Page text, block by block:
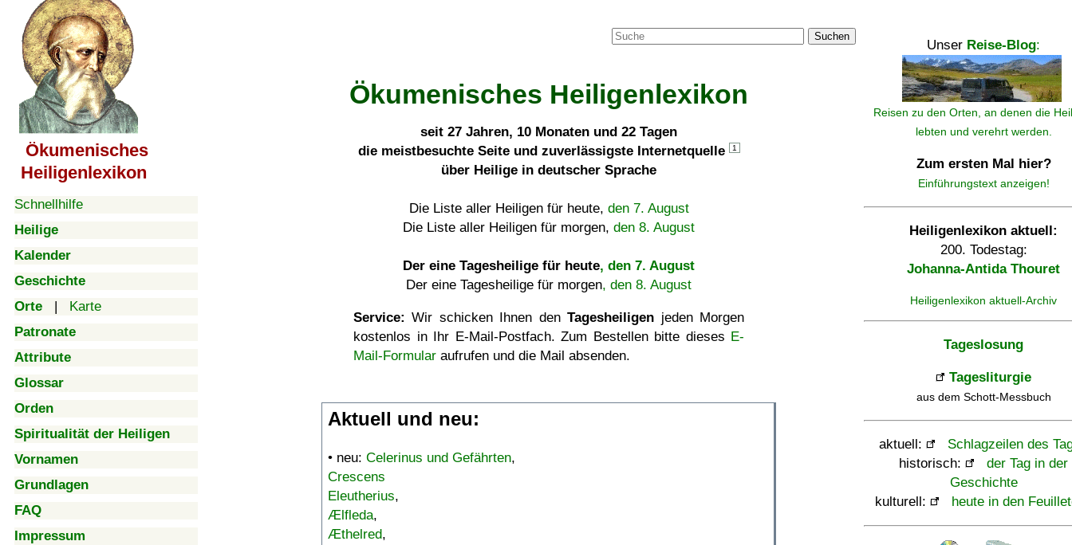
Ökumenisches
Heiligenlexikon
Schnellhilfe
Heilige
Kalender
Geschichte
Orte | Karte
Patronate
Attribute
Glossar
Orden
Spiritualität der Heiligen
Vornamen
Grundlagen
FAQ
Impressum
Suchen
Ökumenisches Heiligenlexikon
seit 27 Jahren, 10 Monaten und 22 Tagen
die meistbesuchte Seite und zuverlässigste Internetquelle
1
über Heilige in deutscher Sprache
Die Liste aller Heiligen für heute, den 7. August
Die Liste aller Heiligen für morgen, den 8. August
Der eine Tagesheilige für heute, den 7. August
Der eine Tagesheilige für morgen, den 8. August
Service: Wir schicken Ihnen denTagesheiligen jeden Morgen
kostenlos in Ihr E-Mail-Postfach. Zum Bestellen bitte dieses E-
Mail-Formular aufrufen und die Mail absenden.
Aktuell und neu:
• neu: Celerinus und Gefährten,
Crescens
Eleutherius,
Ælfleda,
Æthelred,
Unser Reise-Blog:
Reisen zu den Orten, an denen die
lebten und verehrt werden.
Zum ersten Mal hier?
Einführungstext anzeigen!
Heiligenlexikon aktuell:
200. Todestag:
Johanna-Antida Thouret
Heiligenlexikon aktuell-Archiv
Tageslosung
Tagesliturgie
aus dem Schott-Messbuch
aktuell:
Schlagzeilen des
historisch:
der Tag in der
Geschichte
kulturell:
heute in den